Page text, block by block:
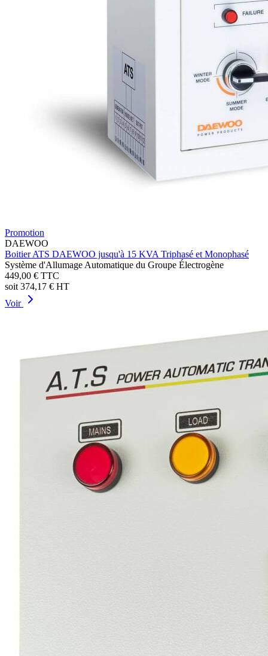
Promotion
DAEWOO
Boitier ATS DAEWOO jusqu'à 15 KVA Triphasé et Monophasé
Système d'Allumage Automatique du Groupe Électrogène
449,00 € TTC
soit 374,17 € HT
Voir